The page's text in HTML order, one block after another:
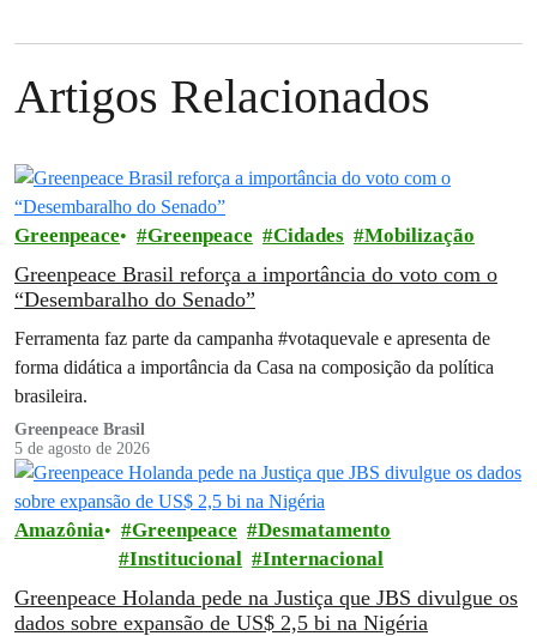
Artigos Relacionados
Greenpeace Greenpeace Cidades Mobilização
Greenpeace Brasil reforça a importância do voto com o
“Desembaralho do Senado”
Ferramenta faz parte da campanha #votaquevale e apresenta de
forma didática a importância da Casa na composição da política
brasileira.
Greenpeace Brasil
5 de agosto de 2026
Amazônia Greenpeace
Desmatamento
Institucional
Internacional
Greenpeace Holanda pede na Justiça que JBS divulgue os
dados sobre expansão de US$ 2,5 bi na Nigéria